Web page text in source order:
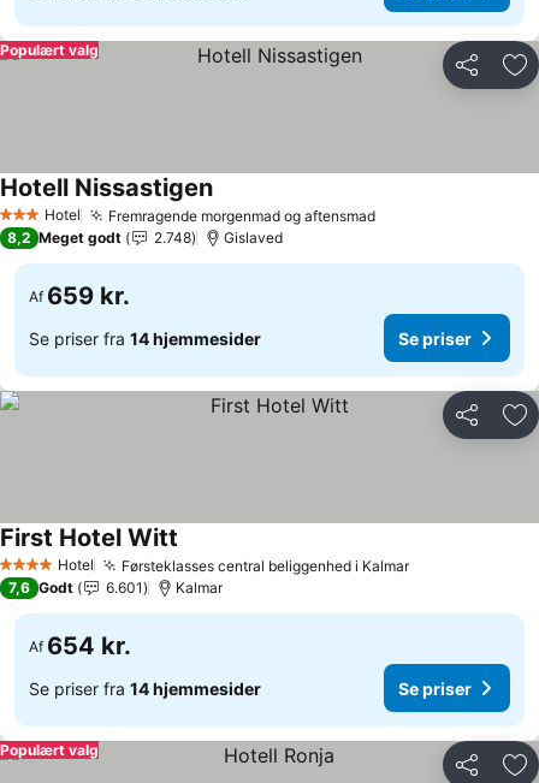
Del
Populært valg
3 StjernerHotel Fremragende morgenmad og aftensmad
Hotell Nissastigen
8,2 Meget godt 2.748 Gislaved
Af 659 kr.
Se priser fra 14 hjemmesider Se priser
Del
4 StjernerHotel Førsteklasses central beliggenhed i Kalmar
First Hotel Witt
7,6 Godt 6.601 Kalmar
Af 654 kr.
Se priser fra 14 hjemmesider Se priser
Del
Populært valg